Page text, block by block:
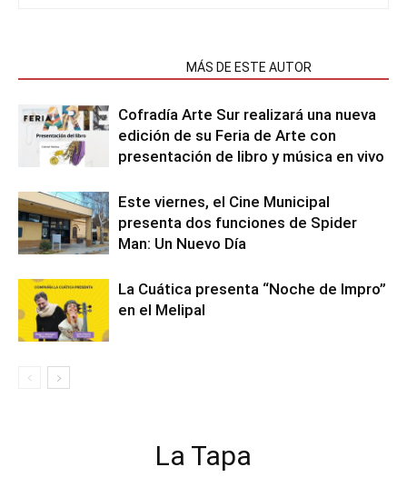
MÁS DE ESTE AUTOR
Cofradía Arte Sur realizará una nueva
edición de su Feria de Arte con
presentación de libro y música en vivo
Este viernes, el Cine Municipal
presenta dos funciones de Spider
Man: Un Nuevo Día
La Cuática presenta “Noche de Impro”
en el Melipal
La Tapa